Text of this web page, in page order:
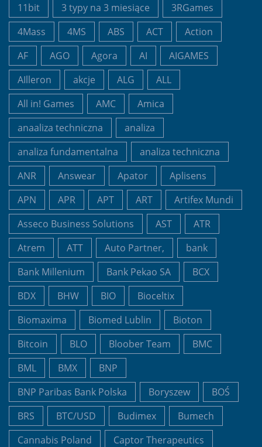
11bit
3 typy na 3 miesiące
3RGames
4Mass
4MS ABS ACT
Action
AF
AGO Agora AI
AIGAMES
AIlleron
akcje ALG
ALL
All in! Games
AMC
Amica
anaaliza techniczna
analiza
analiza fundamentalna
analiza techniczna
ANR
Answear Apator
Aplisens
APN
APR APT ART
Artifex Mundi
Asseco Business Solutions
AST
ATR
Atrem
ATT Auto Partner,
bank
Bank Millenium
Bank Pekao SA
BCX
BDX
BHW BIO
Bioceltix
Biomaxima
Biomed Lublin
Bioton
Bitcoin
BLO Bloober Team
BMC
BML
BMX
BNP
BNP Paribas Bank Polska
Boryszew
BOŚ
BRS
BTC/USD Budimex
Bumech
Cannabis Poland
Captor Therapeutics